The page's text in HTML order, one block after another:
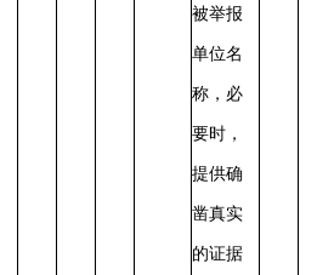
被举报
单位名
称，必
要时，
提供确
凿真实
的证据